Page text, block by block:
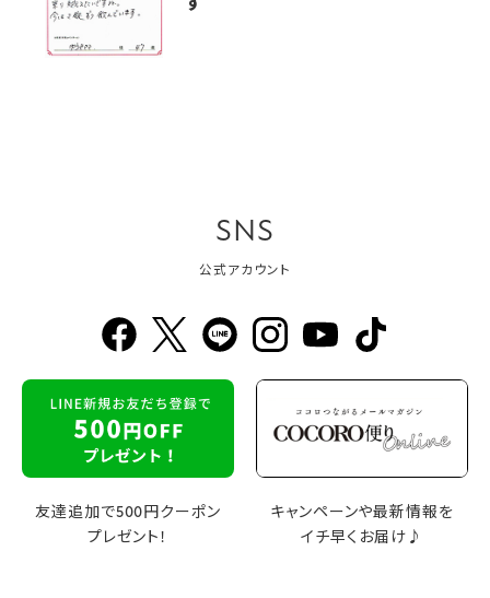
す
SNS
公式アカウント
友達追加で500円クーポン
プレゼント！
キャンペーンや最新情報を
イチ早くお届け♪